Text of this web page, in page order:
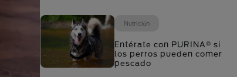
Nutrición
Entérate con PURINA® si
los perros pueden comer
pescado